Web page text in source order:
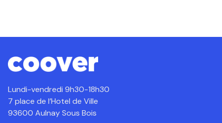
Lundi-vendredi 9h30-18h30
7 place de l’Hotel de Ville
93600 Aulnay Sous Bois